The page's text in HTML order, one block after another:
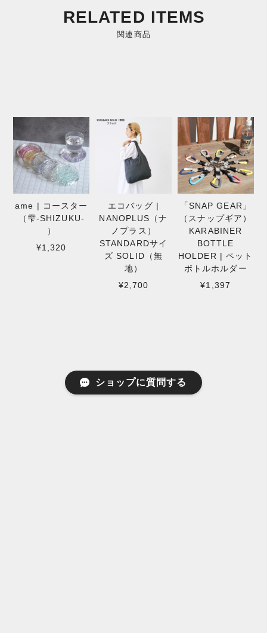
RELATED ITEMS
関連商品
ame | コースター
（雫-SHIZUKU-
）
¥1,320
エコバッグ |
NANOPLUS（ナ
ノプラス）
STANDARDサイ
ズ SOLID（無
地）
¥2,700
「SNAP GEAR」
（スナップギア）
KARABINER
BOTTLE
HOLDER | ペット
ボトルホルダー
¥1,397
ショップに質問する